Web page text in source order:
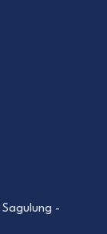
Sagulung -